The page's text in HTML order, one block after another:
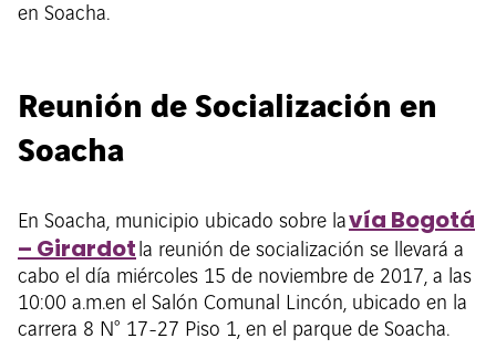
en Soacha.
Reunión de Socialización en
Soacha
En Soacha, municipio ubicado sobre lavía Bogotá
– Girardot la reunión de socialización se llevará a
cabo el día miércoles 15 de noviembre de 2017, a las
10:00 a.m.en el Salón Comunal Lincón, ubicado en la
carrera 8 N° 17-27 Piso 1, en el parque de Soacha.